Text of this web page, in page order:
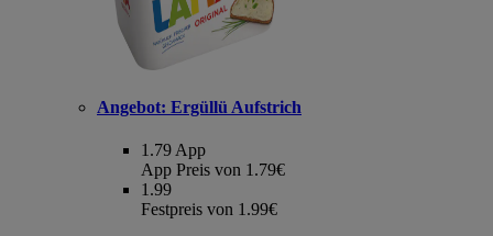
Angebot: Ergüllü Aufstrich
1.79 App
App Preis von 1.79€
1.99
Festpreis von 1.99€